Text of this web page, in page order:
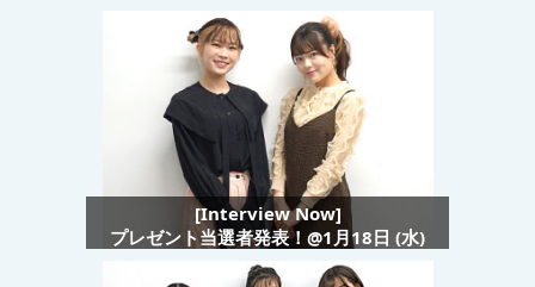
[Interview Now]
プレゼント当選者発表！@1月18日 (水)